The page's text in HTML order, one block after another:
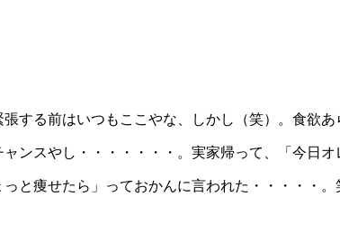
する前はいつもここやな、しかし（笑）。食欲あ
ンスやし・・・・・・・。実家帰って、「今日
と痩せたら」っておかんに言われた・・・・・